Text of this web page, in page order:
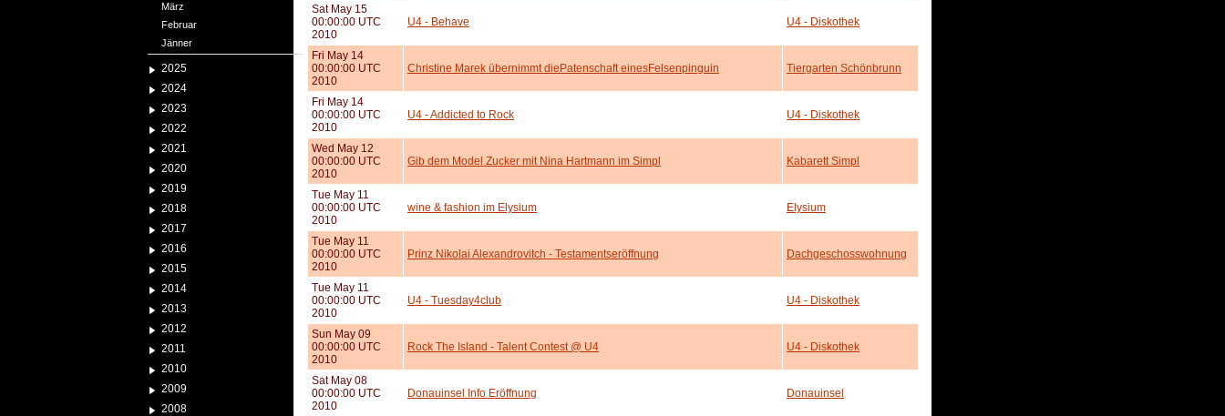
März
Februar
Jänner
2025
2024
2023
2022
2021
2020
2019
2018
2017
2016
2015
2014
2013
2012
2011
2010
2009
2008
Sat May 15
00:00:00 UTC
2010
U4 - Behave U4 - Diskothek
Fri May 14
00:00:00 UTC
2010
Christine Marek übernimmt diePatenschaft einesFelsenpinguin Tiergarten Schönbrunn
Fri May 14
00:00:00 UTC
2010
U4 - Addicted to Rock U4 - Diskothek
Wed May 12
00:00:00 UTC
2010
Gib dem Model Zucker mit Nina Hartmann im Simpl Kabarett Simpl
Tue May 11
00:00:00 UTC
2010
wine & fashion im Elysium Elysium
Tue May 11
00:00:00 UTC
2010
Prinz Nikolai Alexandrovitch - Testamentseröffnung Dachgeschosswohnung
Tue May 11
00:00:00 UTC
2010
U4 - Tuesday4club U4 - Diskothek
Sun May 09
00:00:00 UTC
2010
Rock The Island - Talent Contest @ U4 U4 - Diskothek
Sat May 08
00:00:00 UTC
2010
Donauinsel Info Eröffnung Donauinsel